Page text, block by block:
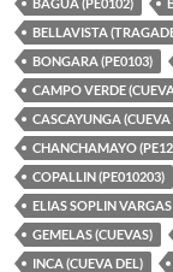
BELLAVISTA
BONGARA (PE0103)
CAMPO VERDE
CASCAYUNGA (CUEVA
CHANCHAMAYO
COPALLIN (PE010203)
ELIAS SOPLIN
GEMELAS (CUEVAS)
INCA (CUEVA DEL)